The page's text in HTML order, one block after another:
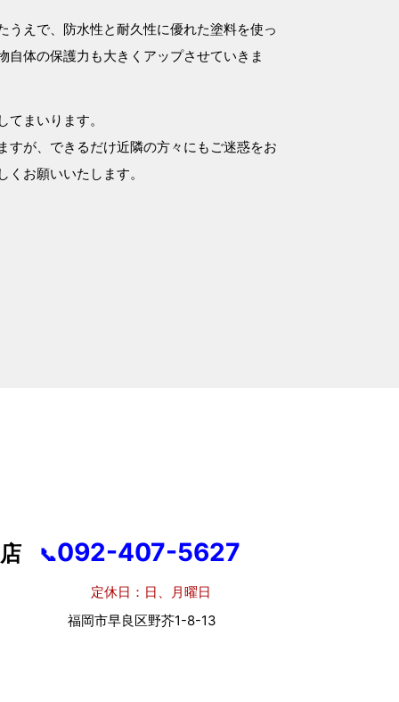
えで、防水性と耐久性に優れた塗料を使っ
体の保護力も大きくアップさせていきま
まいります。
すが、できるだけ近隣の方々にもご迷惑をお
お願いいたします。
📞092-407-5627
日：日、月曜日
市早良区野芥1-8-13